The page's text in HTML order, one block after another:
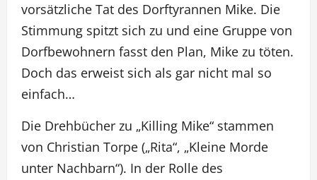
vorsätzliche Tat des Dorftyrannen Mike. Die
Stimmung spitzt sich zu und eine Gruppe von
Dorfbewohnern fasst den Plan, Mike zu töten.
Doch das erweist sich als gar nicht mal so
einfach…
Die Drehbücher zu „Killing Mike“ stammen
von Christian Torpe („Rita“, „Kleine Morde
unter Nachbarn“). In der Rolle des